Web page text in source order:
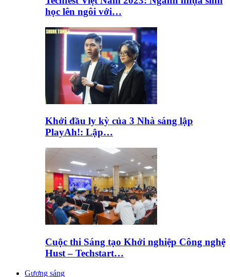
học lên ngôi với…
Khởi đầu ly kỳ của 3 Nhà sáng lập
PlayAh!: Lập…
Cuộc thi Sáng tạo Khởi nghiệp Công nghệ
Hust – Techstart…
Gương sáng